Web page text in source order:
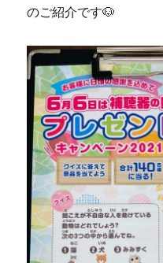
のご紹介です🐶